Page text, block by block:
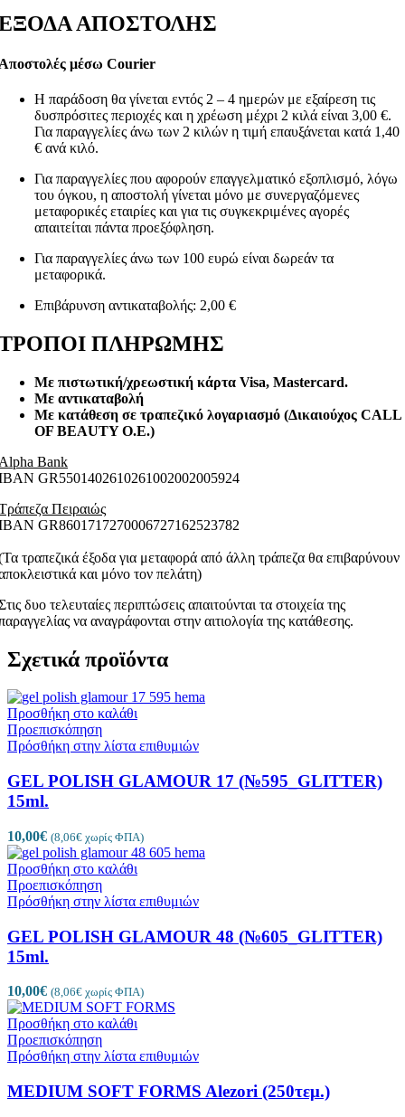
ΑΠΟΣΤΟΛΗΣ
μέσω Courier
Η παράδοση θα γίνεται εντός 2 – 4 ημερών με εξαίρεση τις
δυσπρόσιτες περιοχές και η χρέωση μέχρι 2 κιλά είναι 3,00 €.
Για παραγγελίες άνω των 2 κιλών η τιμή επαυξάνεται κατά 1,40
€ ανά κιλό.
Για παραγγελίες που αφορούν επαγγελματικό εξοπλισμό, λόγω
του όγκου, η αποστολή γίνεται μόνο με συνεργαζόμενες
μεταφορικές εταιρίες και για τις συγκεκριμένες αγορές
απαιτείται πάντα προεξόφληση.
Για παραγγελίες άνω των 100 ευρώ είναι δωρεάν τα
μεταφορικά.
Επιβάρυνση αντικαταβολής: 2,00 €
ΠΛΗΡΩΜΗΣ
Με πιστωτική/χρεωστική κάρτα Visa, Mastercard.
Με αντικαταβολή
Με κατάθεση σε τραπεζικό λογαριασμό (Δικαιούχος CALL
OF BEAUTY O.E.)
Bank
GR5501402610261002002005924
Πειραιώς
GR8601717270006727162523782
τραπεζικά έξοδα για μεταφορά από άλλη τράπεζα θα επιβαρύνουν
και μόνο τον πελάτη)
δυο τελευταίες περιπτώσεις απαιτούνται τα στοιχεία της
να αναγράφονται στην αιτιολογία της κατάθεσης.
Σχετικά προϊόντα
Προσθήκη στο καλάθι
Προεπισκόπηση
Πρόσθήκη στην λίστα επιθυμιών
GEL POLISH GLAMOUR 17 (№595_GLITTER)
15ml.
10,00€ (8,06€ χωρίς ΦΠΑ)
Προσθήκη στο καλάθι
Προεπισκόπηση
Πρόσθήκη στην λίστα επιθυμιών
GEL POLISH GLAMOUR 48 (№605_GLITTER)
15ml.
10,00€ (8,06€ χωρίς ΦΠΑ)
Προσθήκη στο καλάθι
Προεπισκόπηση
Πρόσθήκη στην λίστα επιθυμιών
MEDIUM SOFT FORMS Alezori (250τεμ.)